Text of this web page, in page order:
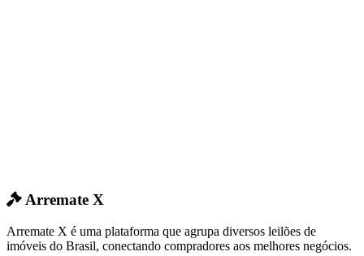
Arremate X
Arremate X é uma plataforma que agrupa diversos leilões de
imóveis do Brasil, conectando compradores aos melhores negócios.